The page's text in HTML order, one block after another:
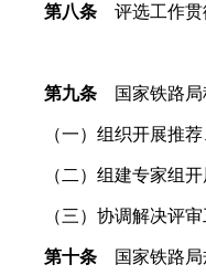
第八条 评选工作贯
第九条 国家铁路局
（一）组织开展推荐
（二）组建专家组开
（三）协调解决评审
第十条 国家铁路局